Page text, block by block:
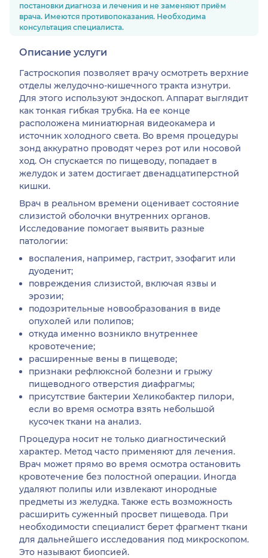
постановки диагноза и лечения и не заменяют приём
врача. Имеются противопоказания. Необходима
консультация специалиста.
Описание услуги
Гастроскопия позволяет врачу осмотреть верхние
отделы желудочно-кишечного тракта изнутри.
Для этого используют эндоскоп. Аппарат выглядит
как тонкая гибкая трубка. На ее конце
расположена миниатюрная видеокамера и
источник холодного света. Во время процедуры
зонд аккуратно проводят через рот или носовой
ход. Он спускается по пищеводу, попадает в
желудок и затем достигает двенадцатиперстной
кишки.
Врач в реальном времени оценивает состояние
слизистой оболочки внутренних органов.
Исследование помогает выявить разные
патологии:
воспаления, например, гастрит, эзофагит или
дуоденит;
повреждения слизистой, включая язвы и
эрозии;
подозрительные новообразования в виде
опухолей или полипов;
откуда именно возникло внутреннее
кровотечение;
расширенные вены в пищеводе;
признаки рефлюксной болезни и грыжу
пищеводного отверстия диафрагмы;
присутствие бактерии Хеликобактер пилори,
если во время осмотра взять небольшой
кусочек ткани на анализ.
Процедура носит не только диагностический
характер. Метод часто применяют для лечения.
Врач может прямо во время осмотра остановить
кровотечение без полостной операции. Иногда
удаляют полипы или извлекают инородные
предметы из желудка. Также есть возможность
расширить суженный просвет пищевода. При
необходимости специалист берет фрагмент ткани
для дальнейшего исследования под микроскопом.
Это называют биопсией.